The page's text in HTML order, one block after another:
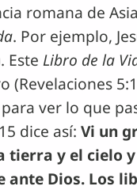
romana de
. Por ejemplo,
Este Libro de la
(Revelaciones
ver lo que
dice así: Vi un
tierra y el cielo
ante Dios. Los